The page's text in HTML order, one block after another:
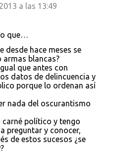
a las 13:49
que…
desde hace meses se
blancas?
que antes con
datos de delincuencia y
porque lo ordenan así
nada del oscurantismo
carné político y tengo
preguntar y conocer,
de estos sucesos ¿se